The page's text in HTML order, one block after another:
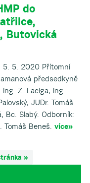
do
Butovická
5. 5. 2020 Přítomní
předsedkyně
Z. Laciga, Ing.
JUDr. Tomáš
Bc. Slabý. Odborník:
Tomáš Beneš. více»
»